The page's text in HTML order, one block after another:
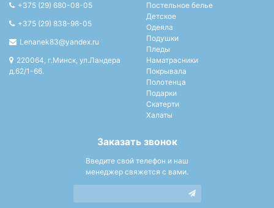
+375 (29) 680-08-05
+375 (29) 838-98-05
Lenanek83@yandex.ru
220064, г.Минск, ул.Ландера
д.62/1-66.
Постельное белье
Детское
Одеяла
Подушки
Пледы
Наматрасники
Покрывала
Полотенца
Подарки
Скатерти
Халаты
Заказать звонок
Введите свой телефон и наш
менеджер свяжется с вами.